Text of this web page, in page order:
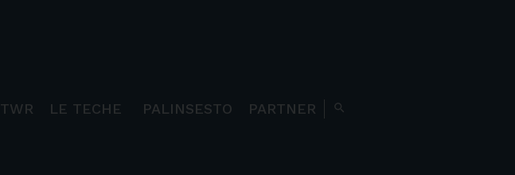
TWR LE TECHE PALINSESTO PARTNER search